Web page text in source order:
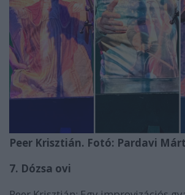
Peer Krisztián. Fotó: Pardavi
7. Dózsa ovi